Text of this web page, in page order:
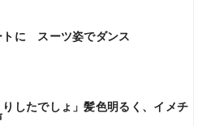
トに スーツ姿でダンス
したでしょ」髪色明るく、イメチ